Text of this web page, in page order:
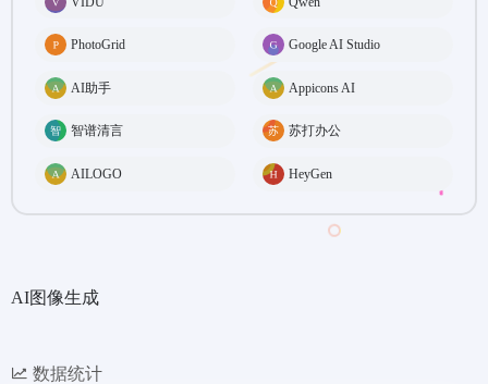
PhotoGrid Google AI Studio
AI助手 Appicons AI
智谱清言 苏打办公
AILOGO HeyGen
AI图像生成
数据统计